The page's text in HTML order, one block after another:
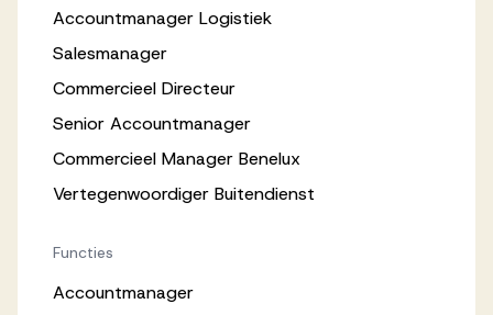
Accountmanager Logistiek
Salesmanager
Commercieel Directeur
Senior Accountmanager
Commercieel Manager Benelux
Vertegenwoordiger Buitendienst
Functies
Accountmanager